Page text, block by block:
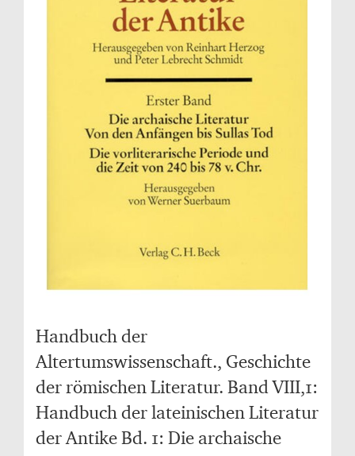
Handbuch der
Altertumswissenschaft., Geschichte
der römischen Literatur. Band VIII,1:
Handbuch der lateinischen Literatur
der Antike Bd. 1: Die archaische